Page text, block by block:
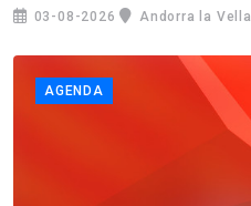
03-08-2026 Andorra la Vella
AGENDA